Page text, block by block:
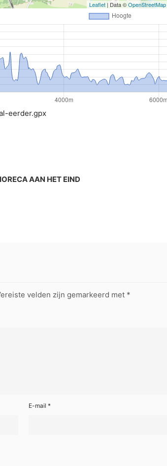
Leaflet | Data ©OpenStreetMap
eerder.gpx
AAN HET EIND
velden zijn gemarkeerd met *
E-mail *